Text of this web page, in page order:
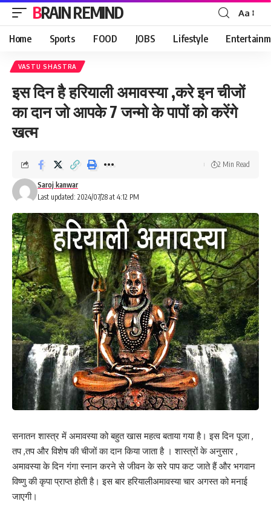
BRAIN REMIND
Font
Resizer
Aa
Home Sports FOOD JOBS Lifestyle
VASTU SHASTRA
इस दिन है हरियाली अमावस्या ,करे इन चीजों
का दान जो आपके 7 जन्मो के पापों को करेंगे
खत्म
Last updated: 2024/07/28 at 4:12 PM
Saroj kanwar
2 Min Read
सनातन शास्त्र में अमावस्या को बहुत खास महत्व बताया गया है। इस दिन पूजा ,
तप ,तप और विशेष की चीजों का दान किया जाता है । शास्त्रों के अनुसार ,
अमावस्या के दिन गंगा स्नान करने से जीवन के सरे पाप कट जाते हैं और भगवान
विष्णु की कृपा प्राप्त होती है। इस बार हरियालीअमावस्या चार अगस्त को मनाई
जाएगी।